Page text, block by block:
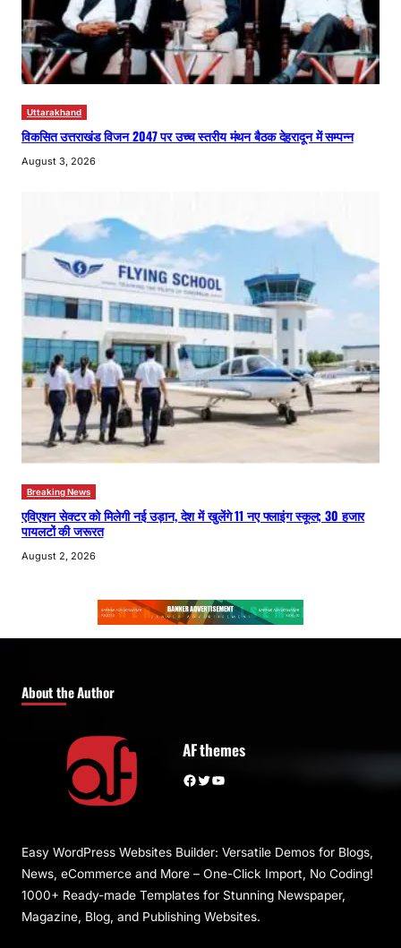
Uttarakhand
विकसित उत्तराखंड विजन 2047 पर उच्च स्तरीय मंथन बैठक देहरादून में सम्पन्न
August 3, 2026
Breaking News
एविएशन सेक्टर को मिलेगी नई उड़ान, देश में खुलेंगे 11 नए फ्लाइंग स्कूल; 30 हजार
पायलटों की जरूरत
August 2, 2026
About the Author
AF themes
Facebook Twitter YouTube
Easy WordPress Websites Builder: Versatile Demos for Blogs,
News, eCommerce and More – One-Click Import, No Coding!
1000+ Ready-made Templates for Stunning Newspaper,
Magazine, Blog, and Publishing Websites.